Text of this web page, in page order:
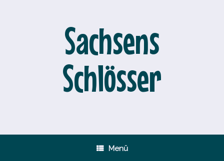
Sachsens
Schlösser
Menü